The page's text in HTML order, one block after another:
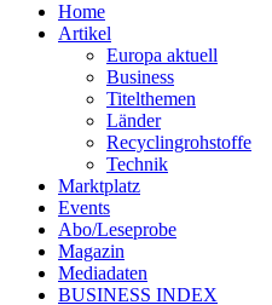
Home
Artikel
Europa aktuell
Business
Titelthemen
Länder
Recyclingrohstoffe
Technik
Marktplatz
Events
Abo/Leseprobe
Magazin
Mediadaten
BUSINESS INDEX